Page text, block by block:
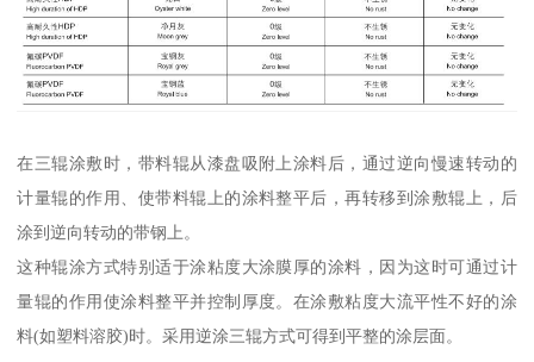
在三辊涂敷时，带料辊从漆盘吸附上涂料后，通过逆向慢速转动的
计量辊的作用、使带料辊上的涂料整平后，再转移到涂敷辊上，后
涂到逆向转动的带钢上。
这种辊涂方式特别适于涂粘度大涂膜厚的涂料，因为这时可通过计
量辊的作用使涂料整平并控制厚度。在涂敷粘度大流平性不好的涂
料(如塑料溶胶)时。采用逆涂三辊方式可得到平整的涂层面。